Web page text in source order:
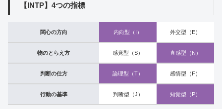
【INTP】4つの指標
関心の方向 内向型（I） 外交型（E）
物のとらえ方 感覚型（S） 直感型（N）
判断の仕方 論理型（T） 感情型（F）
行動の基準 判断型（J） 知覚型（P）